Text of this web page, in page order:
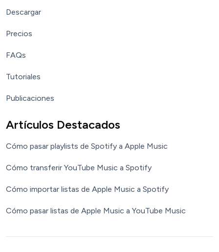
Descargar
Precios
FAQs
Tutoriales
Publicaciones
Artículos Destacados
Cómo pasar playlists de Spotify a Apple Music
Cómo transferir YouTube Music a Spotify
Cómo importar listas de Apple Music a Spotify
Cómo pasar listas de Apple Music a YouTube Music